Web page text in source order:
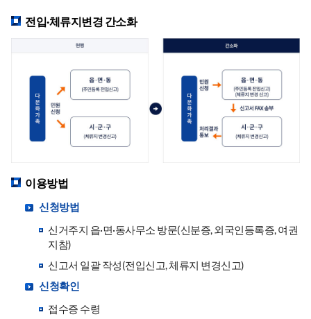
전입·체류지변경 간소화
이용방법
신청방법
신거주지 읍·면·동사무소 방문(신분증, 외국인등록증, 여권
지참)
신고서 일괄 작성(전입신고, 체류지 변경신고)
신청확인
접수증 수령